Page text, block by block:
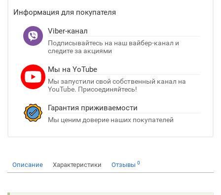
Информация для покупателя
Viber-канал
Подписывайтесь на наш вайбер-канал и
следите за акциями
Мы на YoTube
Мы запустили свой собственный канал на
YouTube. Присоединяйтесь!
Гарантия приживаемости
Мы ценим доверие наших покупателей
Описание Характеристики Отзывы 0